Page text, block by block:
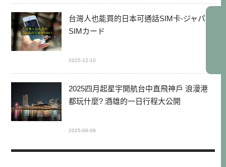
台灣人也能買的日本可通話SIM卡-ジャパン
SIMカード
2025-12-10
2025四月起星宇開航台中直飛神戶 浪漫港
都玩什麼? 酒雄的一日行程大公開
2025-06-08